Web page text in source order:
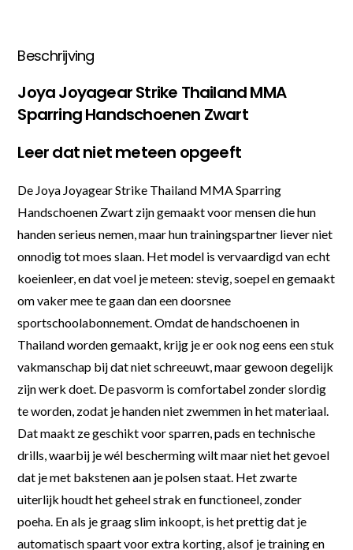
Beschrijving
Joya Joyagear Strike Thailand MMA
Sparring Handschoenen Zwart
Leer dat niet meteen opgeeft
De Joya Joyagear Strike Thailand MMA Sparring
Handschoenen Zwart zijn gemaakt voor mensen die hun
handen serieus nemen, maar hun trainingspartner liever niet
onnodig tot moes slaan. Het model is vervaardigd van echt
koeienleer, en dat voel je meteen: stevig, soepel en gemaakt
om vaker mee te gaan dan een doorsnee
sportschoolabonnement. Omdat de handschoenen in
Thailand worden gemaakt, krijg je er ook nog eens een stuk
vakmanschap bij dat niet schreeuwt, maar gewoon degelijk
zijn werk doet. De pasvorm is comfortabel zonder slordig
te worden, zodat je handen niet zwemmen in het materiaal.
Dat maakt ze geschikt voor sparren, pads en technische
drills, waarbij je wél bescherming wilt maar niet het gevoel
dat je met bakstenen aan je polsen staat. Het zwarte
uiterlijk houdt het geheel strak en functioneel, zonder
poeha. En als je graag slim inkoopt, is het prettig dat je
automatisch spaart voor extra korting, alsof je training en